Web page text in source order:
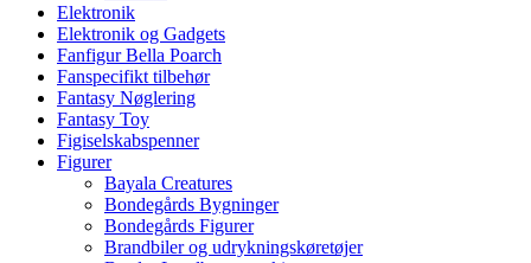
Elektronik
Elektronik og Gadgets
Fanfigur Bella Poarch
Fanspecifikt tilbehør
Fantasy Nøglering
Fantasy Toy
Figiselskabspenner
Figurer
Bayala Creatures
Bondegårds Bygninger
Bondegårds Figurer
Brandbiler og udrykningskøretøjer